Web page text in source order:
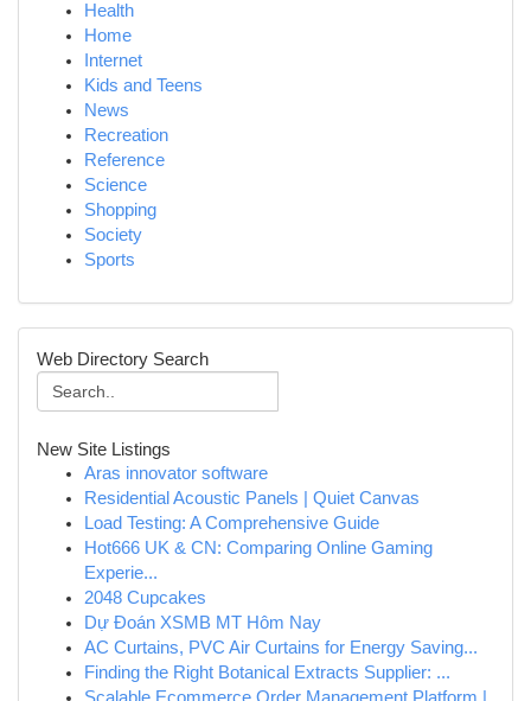
Health
Home
Internet
Kids and Teens
News
Recreation
Reference
Science
Shopping
Society
Sports
Web Directory Search
New Site Listings
Aras innovator software
Residential Acoustic Panels | Quiet Canvas
Load Testing: A Comprehensive Guide
Hot666 UK & CN: Comparing Online Gaming
Experie...
2048 Cupcakes
Dự Đoán XSMB MT Hôm Nay
AC Curtains, PVC Air Curtains for Energy Saving...
Finding the Right Botanical Extracts Supplier: ...